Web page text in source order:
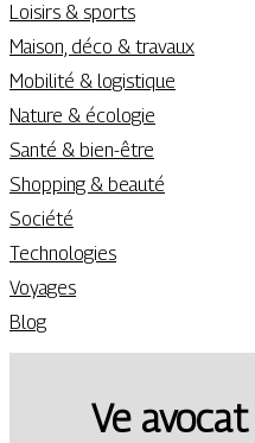
Loisirs & sports
Maison, déco & travaux
Mobilité & logistique
Nature & écologie
Santé & bien-être
Shopping & beauté
Société
Technologies
Voyages
Blog
Ve